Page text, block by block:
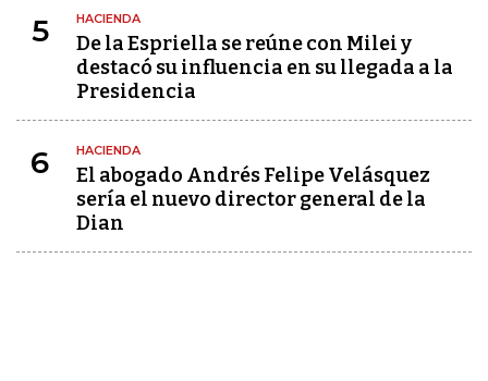
5 HACIENDA
De la Espriella se reúne con Milei y
destacó su influencia en su llegada a la
Presidencia
6 HACIENDA
El abogado Andrés Felipe Velásquez
sería el nuevo director general de la
Dian